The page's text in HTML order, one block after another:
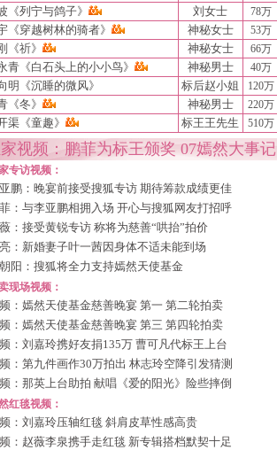
《列宁与鸽子》 刘女士 78万
《穿越树林的骑者》 神秘女士 53万
《祈》 神秘女士 66万
青《白石头上的小小鸟》 神秘男士 40万
明《沉睡的微风》 标后赵小姐 120万
《冬》 神秘男士 220万
渠《童趣》 标王王先生 510万
视频：鹏菲为标王颁奖 07嫣然大事记
专访视频：
鹏：晚宴前接受搜狐专访 期待筹款成绩更佳
：与李亚鹏相拥入场 开心与搜狐网友打招呼
：接受黄锐专访 称将为慈善“哄抬”拍价
：新婚妻子叶一茜因身体不适未能到场
阳：搜狐将全力支持嫣然天使基金
现场视频：
：嫣然天使基金慈善晚宴 第一 第二轮拍卖
：嫣然天使基金慈善晚宴 第三 第四轮拍卖
：刘嘉玲携好友捐135万 曹可凡代标王上台
：第九件画作30万拍出 林志玲空降引发猜测
：那英上台助拍 献唱《爱的阳光》险些摔倒
红毯视频：
：刘嘉玲压轴红毯 斜肩皮草性感高贵
：赵薇李泉携手走红毯 新专辑搭档默契十足